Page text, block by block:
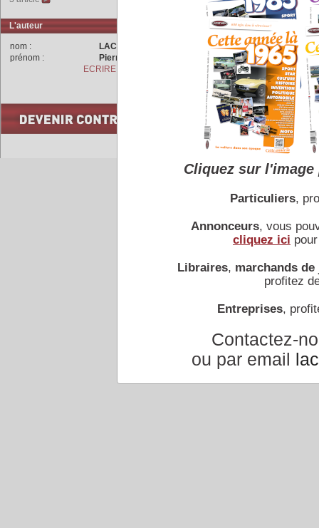
L'auteur
nom :
LACHET
prénom :
Pierre
ECRIRE A L'AUTEUR
avec en complément, le
conjointement parDelco
amortisseurs selon le
Originalité, les jantes
d’aubages inversés pour
COMMENTAIRES
Accueil Conseiller à un
Cliquez sur
Particuliers,
Annonceurs, vous
cliquez ici
Libraires, marchands de
profitez
Entreprises,
Contactez-
ou par email